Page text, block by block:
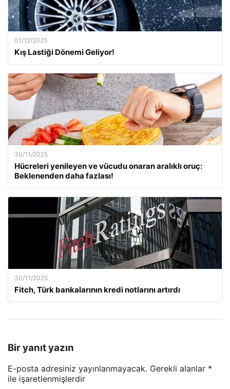
01/12/2025
Kış Lastiği Dönemi Geliyor!
30/11/2025
Hücreleri yenileyen ve vücudu onaran aralıklı oruç:
Beklenenden daha fazlası!
30/11/2025
Fitch, Türk bankalarının kredi notlarını artırdı
Bir yanıt yazın
E-posta adresiniz yayınlanmayacak. Gerekli alanlar *
ile işaretlenmişlerdir